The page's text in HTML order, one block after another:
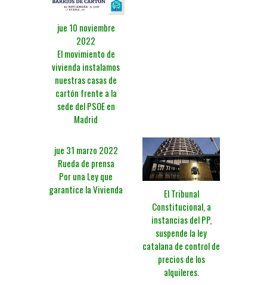
jue 10 noviembre
2022
El movimiento de
vivienda instalamos
nuestras casas de
cartón frente a la
sede del PSOE en
Madrid
jue 31 marzo 2022
Rueda de prensa
Por una Ley que
garantice la Vivienda
El Tribunal
Constitucional, a
instancias del PP,
suspende la ley
catalana de control de
precios de los
alquileres.